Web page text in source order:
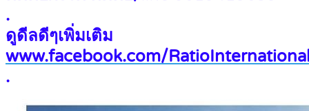
.
ดูดีลดีๆเพิ่มเติม
www.facebook.com/
.